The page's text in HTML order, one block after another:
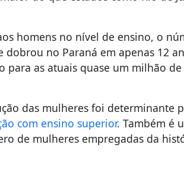
homens no nível de ensino, o
no Paraná em apenas 12
para as atuais quase um milhão
das mulheres foi determinante
com ensino superior. Também é
de mulheres empregadas da